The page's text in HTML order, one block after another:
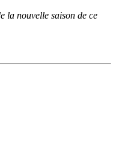
la nouvelle saison de ce